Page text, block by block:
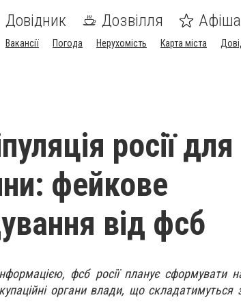
Довідник Дозвілля Афіша
Вакансії Погода Нерухомість Карта міста
росії для
фейкове
від фсб
фсб росії планує сформувати
органи влади, що складатимуться